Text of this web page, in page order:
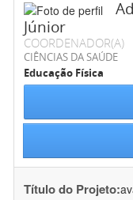
Júnior
COORDENADOR(A)
CIÊNCIAS DA SAÚDE
Educação Física
Título do Projeto: